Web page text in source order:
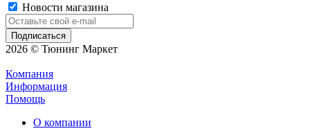
Новости магазина
2026 © Тюнинг Маркет
Компания
Информация
Помощь
О компании